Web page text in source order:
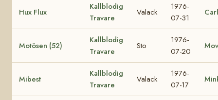
Hux Flux
Kallblodig
Travare
Valack
1976-
07-31
Motösen (52)
Kallblodig
Travare
Sto
1976-
07-20
Mibest
Kallblodig
Travare
Valack
1976-
07-17